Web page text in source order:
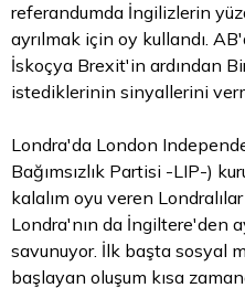
referandumda İngilizlerin
ayrılmak için oy kullandı.
İskoçya Brexit'in ardından
istediklerinin sinyallerini
Londra'da London
Bağımsızlık Partisi -LIP-)
kalalım oyu veren
Londra'nın da İngiltere'den
savunuyor. İlk başta sosyal
başlayan oluşum kısa